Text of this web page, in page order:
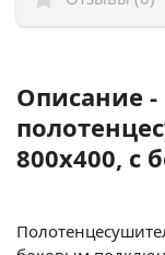
Описание
800x400, с